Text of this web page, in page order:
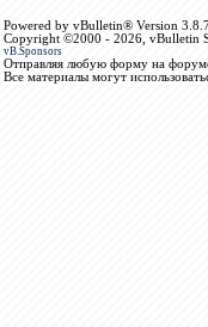
Powered by vBulletin® Version
Copyright ©2000 - 2026, vBulletin
vB.Sponsors
Отправляя любую форму на
Все материалы могут